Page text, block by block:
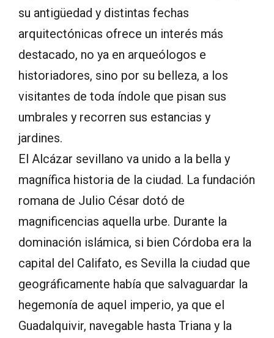
su antigüedad y distintas fechas
arquitectónicas ofrece un interés más
destacado, no ya en arqueólogos e
historiadores, sino por su belleza, a los
visitantes de toda índole que pisan sus
umbrales y recorren sus estancias y
jardines.
El Alcázar sevillano va unido a la bella y
magnífica historia de la ciudad. La fundación
romana de Julio César dotó de
magnificencias aquella urbe. Durante la
dominación islámica, si bien Córdoba era la
capital del Califato, es Sevilla la ciudad que
geográficamente había que salvaguardar la
hegemonía de aquel imperio, ya que el
Guadalquivir, navegable hasta Triana y la